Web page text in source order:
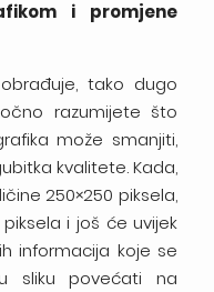
i promjene
tako dugo
razumijete što
može smanjiti,
kvalitete. Kada,
250×250 piksela,
i još će uvijek
informacija koje se
sliku povećati na